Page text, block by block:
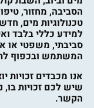
הסביבה, מחזור,
טכנולוגיות מים,
למידע כללי בלבד
סביבתי, משפטי או
המשתמש ובכפוף
אנו מכבדים זכויות
שיש לכם זכויות בו,
הקשר.